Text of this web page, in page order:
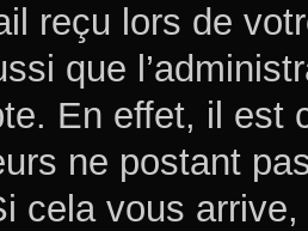
reçu lors de
que
En effet, il est
ne postant
cela vous